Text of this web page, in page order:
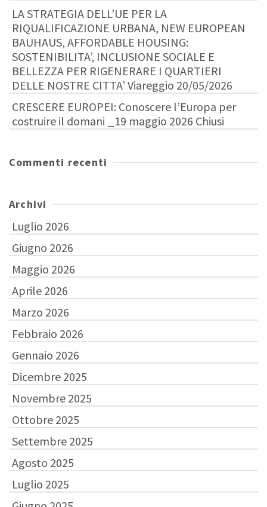
LA STRATEGIA DELL’UE PER LA
RIQUALIFICAZIONE URBANA, NEW EUROPEAN
BAUHAUS, AFFORDABLE HOUSING:
SOSTENIBILITA’, INCLUSIONE SOCIALE E
BELLEZZA PER RIGENERARE I QUARTIERI
DELLE NOSTRE CITTA’ Viareggio 20/05/2026
CRESCERE EUROPEI: Conoscere l’Europa per
costruire il domani _19 maggio 2026 Chiusi
Commenti recenti
Archivi
Luglio 2026
Giugno 2026
Maggio 2026
Aprile 2026
Marzo 2026
Febbraio 2026
Gennaio 2026
Dicembre 2025
Novembre 2025
Ottobre 2025
Settembre 2025
Agosto 2025
Luglio 2025